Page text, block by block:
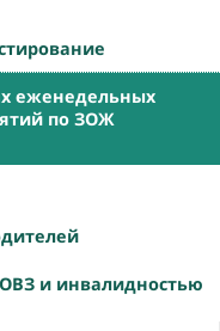
еженедельных
по ЗОЖ
и инвалидностью